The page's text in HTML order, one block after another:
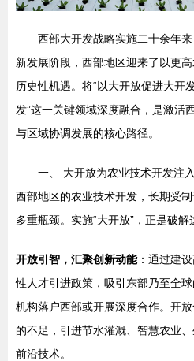
西部大开发战略实施二十余年
新发展阶段，西部地区迎来了以更
历史性机遇。将“以大开放促进大开
发”这一关键领域深度融合，是激活
与区域协调发展的核心路径。
一、 大开放为农业技术开发注
西部地区的农业技术开发，长期受
多重瓶颈。实施“大开放”，正是破解
开放引智，汇聚创新动能：通过建
性人才引进政策，吸引东部乃至全
机构落户西部或开展深度合作。开
的不足，引进节水灌溉、智慧农业
前沿技术。